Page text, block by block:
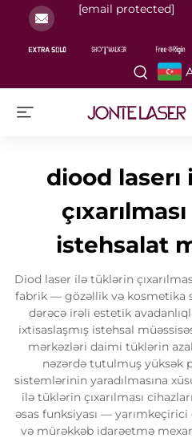
[email protected]
diood
istehsalat
Diod laser ilə tüklərin
fabrik — gözəllik və kosmetika
dərəcə irəli estetik
ixtisaslaşmış istehsal
mərkəzləri daimi tüklərin
nəzərdə tutulmuş yüksək
sistemlərinin yaradılmasına
ilə tüklərin çıxarılması
əsas funksiyası —
və mürəkkəb idarəetmə